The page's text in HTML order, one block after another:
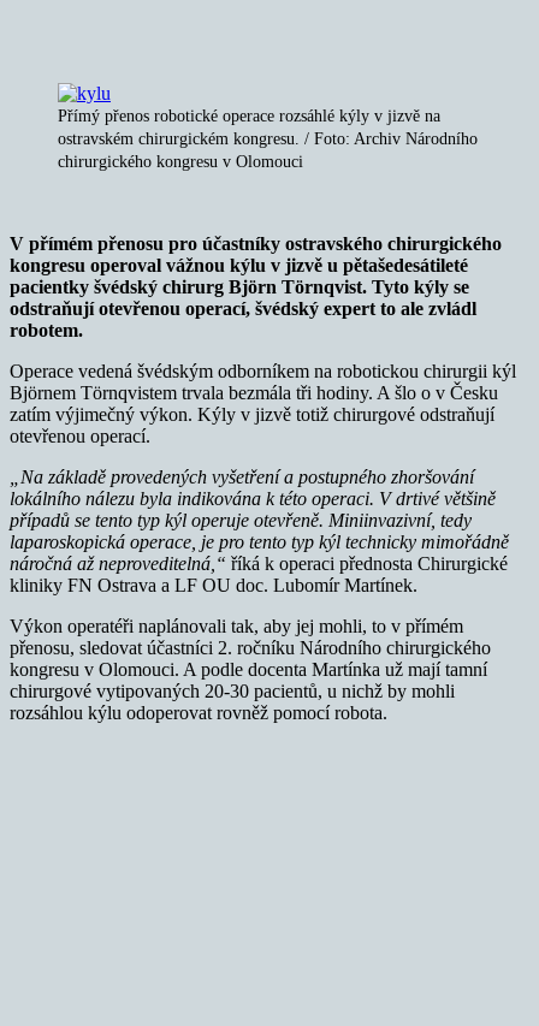
Přímý přenos robotické operace rozsáhlé kýly v jizvě na
ostravském chirurgickém kongresu. / Foto: Archiv Národního
chirurgického kongresu v Olomouci
V přímém přenosu pro účastníky ostravského chirurgického
kongresu operoval vážnou kýlu v jizvě u pětašedesátileté
pacientky švédský chirurg Björn Törnqvist. Tyto kýly se
odstraňují otevřenou operací, švédský expert to ale zvládl
robotem.
Operace vedená švédským odborníkem na robotickou chirurgii kýl
Björnem Törnqvistem trvala bezmála tři hodiny. A šlo o v Česku
zatím výjimečný výkon. Kýly v jizvě totiž chirurgové odstraňují
otevřenou operací.
„Na základě provedených vyšetření a postupného zhoršování
lokálního nálezu byla indikována k této operaci. V drtivé většině
případů se tento typ kýl operuje otevřeně. Miniinvazivní, tedy
laparoskopická operace, je pro tento typ kýl technicky mimořádně
náročná až neproveditelná,“ říká k operaci přednosta Chirurgické
kliniky FN Ostrava a LF OU doc. Lubomír Martínek.
Výkon operatéři naplánovali tak, aby jej mohli, to v přímém
přenosu, sledovat účastníci 2. ročníku Národního chirurgického
kongresu v Olomouci. A podle docenta Martínka už mají tamní
chirurgové vytipovaných 20-30 pacientů, u nichž by mohli
rozsáhlou kýlu odoperovat rovněž pomocí robota.